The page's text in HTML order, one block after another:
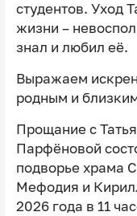
студентов. Уход
жизни –
знал и любил её.
Выражаем
родным и
Прощание с
Парфёновой
подворье храма
Мефодия и
2026 года в 11